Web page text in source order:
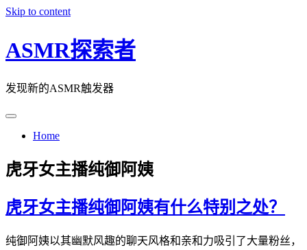
Skip to content
ASMR探索者
发现新的ASMR触发器
Home
虎牙女主播纯御阿姨
虎牙女主播纯御阿姨有什么特别之处？
纯御阿姨以其幽默风趣的聊天风格和亲和力吸引了大量粉丝，